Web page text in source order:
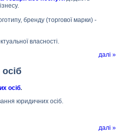
бренду (торгової марки) -
власності.
далі »
осіб.
юридичних осіб.
далі »